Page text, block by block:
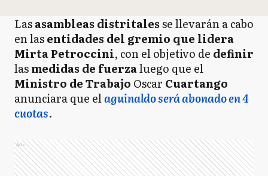
Lasasambleas distritalesse llevarán a cabo
en lasentidades del gremio que lidera
Mirta Petroccini, con el objetivo de definir
lasmedidas de fuerzaluego que el
Ministro de Trabajo Oscar Cuartango
anunciara que elaguinaldo será abonado en 4
cuotas.
Ads